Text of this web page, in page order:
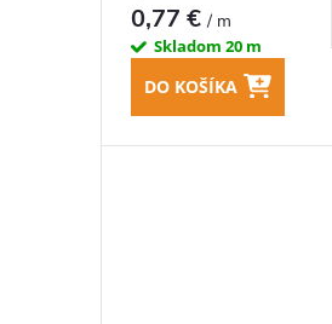
0,77 €/ m
Skladom 20 m
DO KOŠÍKA